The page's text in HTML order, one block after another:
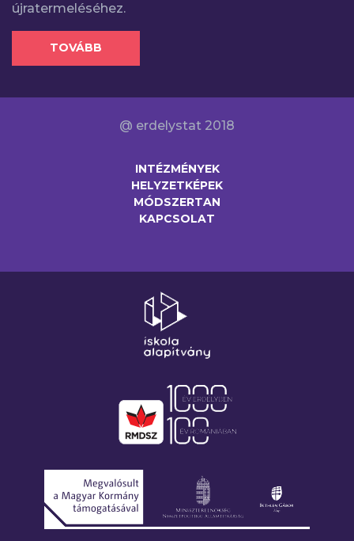
újratermeléséhez.
TOVÁBB
@ erdelystat 2018
INTÉZMÉNYEK
HELYZETKÉPEK
MÓDSZERTAN
KAPCSOLAT